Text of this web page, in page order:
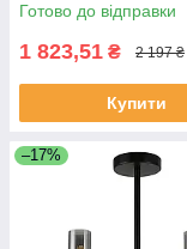
Готово до відправки
1 823,51 ₴ 2 197 ₴
Купити
–17%